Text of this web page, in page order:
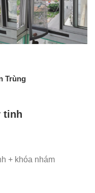
Trùng
tinh
+ khóa nhám